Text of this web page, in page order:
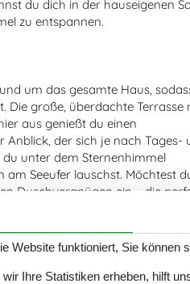
du dich in der hauseigenen
zu entspannen.
um das gesamte Haus,
Die große, überdachte Terrasse
aus genießt du einen
der sich je nach Tages-
unter dem Sternenhimmel
Seeufer lauschst. Möchtest
Duschvergnügen ein – die
sowohl zum Entspannen,
Website funktioniert, Sie können
Ihre Statistiken erheben, hilft